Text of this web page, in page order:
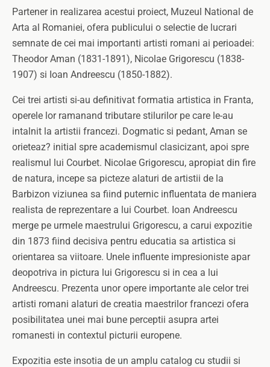
Partener in realizarea acestui proiect, Muzeul National de
Arta al Romaniei, ofera publicului o selectie de lucrari
semnate de cei mai importanti artisti romani ai perioadei:
Theodor Aman (1831-1891), Nicolae Grigorescu (1838-
1907) si Ioan Andreescu (1850-1882).
Cei trei artisti si-au definitivat formatia artistica in Franta,
operele lor ramanand tributare stilurilor pe care le-au
intalnit la artistii francezi. Dogmatic si pedant, Aman se
orieteaz? initial spre academismul clasicizant, apoi spre
realismul lui Courbet. Nicolae Grigorescu, apropiat din fire
de natura, incepe sa picteze alaturi de artistii de la
Barbizon viziunea sa fiind puternic influentata de maniera
realista de reprezentare a lui Courbet. Ioan Andreescu
merge pe urmele maestrului Grigorescu, a carui expozitie
din 1873 fiind decisiva pentru educatia sa artistica si
orientarea sa viitoare. Unele influente impresioniste apar
deopotriva in pictura lui Grigorescu si in cea a lui
Andreescu. Prezenta unor opere importante ale celor trei
artisti romani alaturi de creatia maestrilor francezi ofera
posibilitatea unei mai bune perceptii asupra artei
romanesti in contextul picturii europene.
Expozitia este insotia de un amplu catalog cu studii si